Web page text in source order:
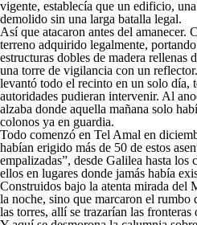
vigente, establecía que un edificio,
demolido sin una larga batalla legal.
Así que atacaron antes del amanecer.
terreno adquirido legalmente,
estructuras dobles de madera rellenas
una torre de vigilancia con un
levantó todo el recinto en un solo día,
autoridades pudieran intervenir. Al
alzaba donde aquella mañana solo
colonos ya en guardia.
Todo comenzó en Tel Amal en
habían erigido más de 50 de estos
empalizadas”, desde Galilea hasta
ellos en lugares donde jamás había
Construidos bajo la atenta mirada del
la noche, sino que marcaron el rumbo
las torres, allí se trazarían las fronteras